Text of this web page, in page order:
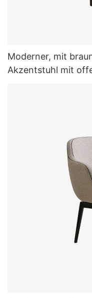
Moderner, mit
Akzentstuhl mit